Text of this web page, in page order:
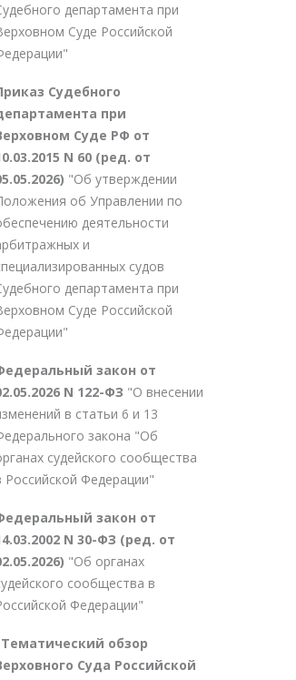
департамента при
Суде Российской
Судебного
при
Суде РФ от
N 60 (ред. от
"Об утверждении
об Управлении по
деятельности
и
судов
департамента при
Суде Российской
закон от
N 122-ФЗ "О внесении
в статьи 6 и 13
закона "Об
судейского сообщества
Российской Федерации"
закон от
N 30-ФЗ (ред. от
"Об органах
сообщества в
Федерации"
обзор
Суда Российской